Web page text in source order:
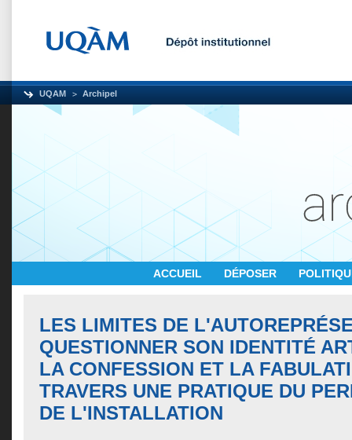
UQAM Archipel
ACCUEIL DÉPOSER
LES LIMITES DE
QUESTIONNER SON IDENTITÉ
LA CONFESSION ET LA
TRAVERS UNE PRATIQUE DU
DE L'INSTALLATION